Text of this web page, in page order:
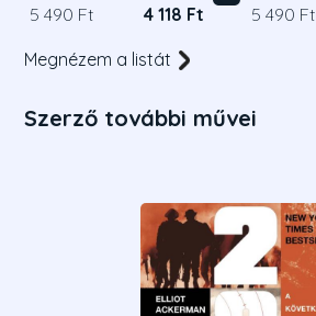
5 490 Ft 4 118 Ft 5 490 Ft
Megnézem a listát
Szerző további művei